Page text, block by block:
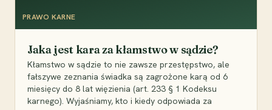
PRAWO KARNE
Jaka jest kara za kłamstwo w sądzie?
Kłamstwo w sądzie to nie zawsze przestępstwo, ale
fałszywe zeznania świadka są zagrożone karą od 6
miesięcy do 8 lat więzienia (art. 233 § 1 Kodeksu
karnego). Wyjaśniamy, kto i kiedy odpowiada za